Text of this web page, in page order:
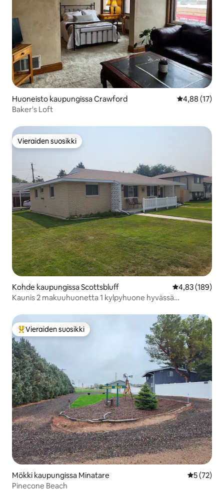
Huoneisto kaupungissa Crawford
4,88 (17)
Baker's Loft
Vieraiden suosikki
Vieraiden suosikki
Kohde kaupungissa Scottsbluff
4,83 (189)
Kaunis 2 makuuhuonetta 1 kylpyhuone hyvässä
Vieraiden suosikkien parhaimmistoa
Vieraiden suosikki
Mökki kaupungissa Minatare
5 (72)
Pinecone Beach